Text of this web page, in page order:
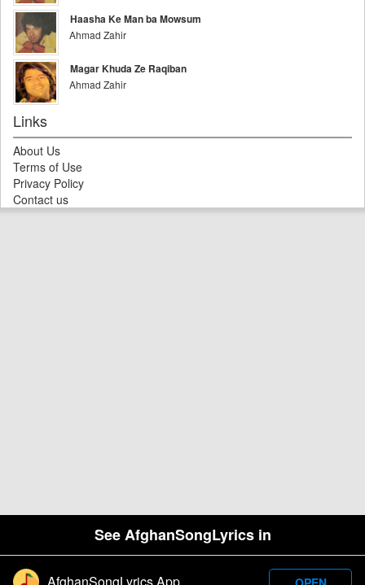
See AfghanSongLyrics in
Haasha Ke Man ba Mowsum
Ahmad Zahir
Magar Khuda Ze Raqiban
Ahmad Zahir
Links
About Us
Terms of Use
Privacy Policy
Contact us